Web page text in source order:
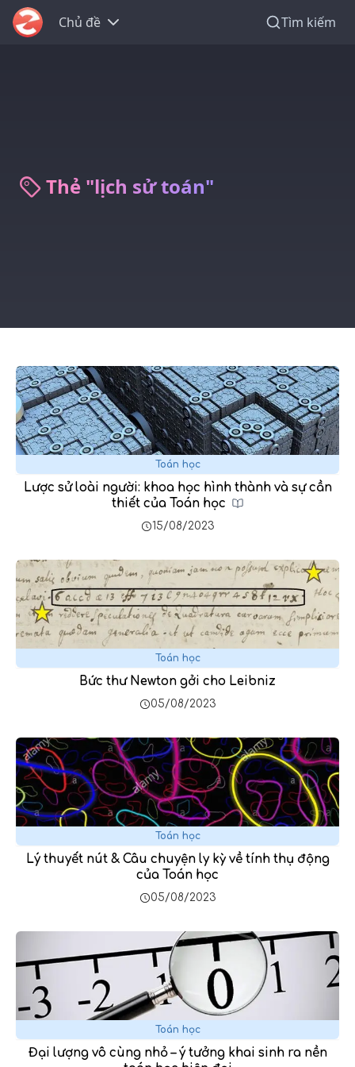
Chủ đề Tìm kiếm
Thẻ "lịch sử toán"
Toán học
Lược sử loài người: khoa học hình thành và sự cần
thiết của Toán học
15/08/2023
Toán học
Bức thư Newton gởi cho Leibniz
05/08/2023
Toán học
Lý thuyết nút & Câu chuyện ly kỳ về tính thụ động
của Toán học
05/08/2023
Toán học
Đại lượng vô cùng nhỏ – ý tưởng khai sinh ra nền